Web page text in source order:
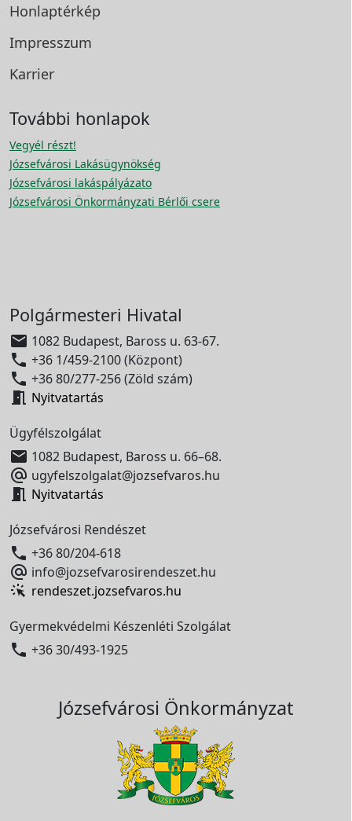
Honlaptérkép
Impresszum
Karrier
További honlapok
Vegyél részt!
Józsefvárosi Lakásügynökség
Józsefvárosi lakáspályázato
Józsefvárosi Önkormányzati Bérlői csere
Polgármesteri Hivatal
 1082 Budapest, Baross u. 63-67.
 +36 1/459-2100 (Központ)
 +36 80/277-256 (Zöld szám)
 Nyitvatartás
Ügyfélszolgálat
 1082 Budapest, Baross u. 66–68.
 ugyfelszolgalat@jozsefvaros.hu
 Nyitvatartás
Józsefvárosi Rendészet
 +36 80/204-618
 info@jozsefvarosirendeszet.hu
rendeszet.jozsefvaros.hu
Gyermekvédelmi Készenléti Szolgálat
 +36 30/493-1925
Józsefvárosi Önkormányzat